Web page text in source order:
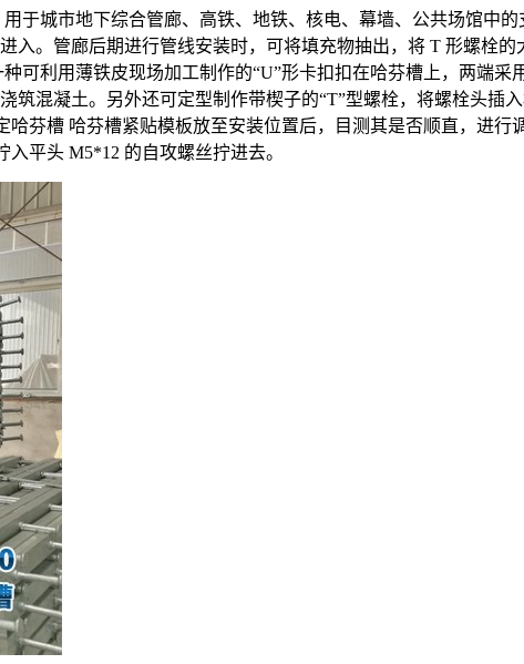
于城市地下综合管廊、高铁、地铁、核电、幕墙、公共场馆中
。管廊后期进行管线安装时，可将填充物抽出，将 T 形螺栓
可利用薄铁皮现场加工制作的“U”形卡扣扣在哈芬槽上，两端采
混凝土。另外还可定型制作带楔子的“T”型螺栓，将螺栓头插
哈芬槽 哈芬槽紧贴模板放至安装位置后，目测其是否顺直，进行
平头 M5*12 的自攻螺丝拧进去。